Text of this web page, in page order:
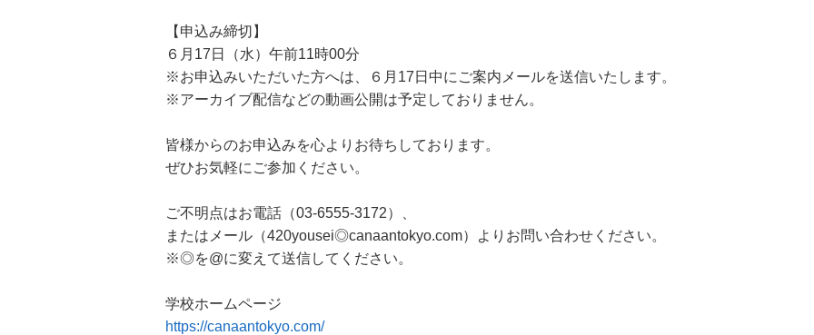
【申込み締切】
６月17日（水）午前11時00分
※お申込みいただいた方へは、６月17日中にご案内メールを送信いたします。
※アーカイブ配信などの動画公開は予定しておりません。
皆様からのお申込みを心よりお待ちしております。
ぜひお気軽にご参加ください。
ご不明点はお電話（03-6555-3172）、
またはメール（420yousei◎canaantokyo.com）よりお問い合わせください。
※◎を@に変えて送信してください。
学校ホームページ
https://canaantokyo.com/